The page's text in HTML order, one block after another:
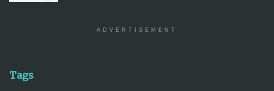
ADVERTISEMENT
Tags